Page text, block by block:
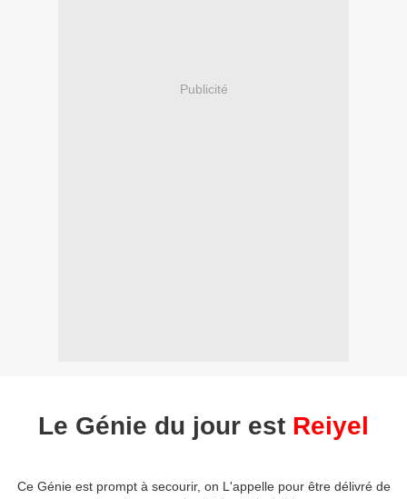
Publicité
Le Génie du jour est Reiyel
Ce Génie est prompt à secourir, on L'appelle pour être délivré de